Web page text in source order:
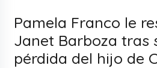
Pamela Franco le
Janet Barboza tras
pérdida del hijo de